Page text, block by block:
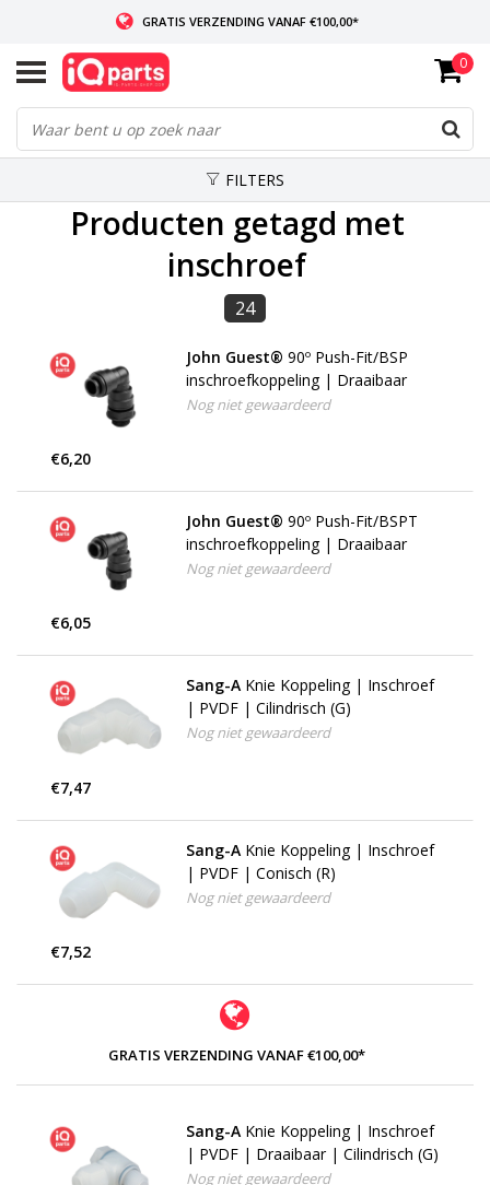
GRATIS VERZENDING VANAF €100,00*
INDIEN VOORRADIG: VOOR 14:00 BESTELD, ZELFDE DAG VERZONDEN
WERELDWIJDE LEVERING
0
FILTERS
Producten getagd met
inschroef
24
John Guest® 90º Push-Fit/BSP
inschroefkoppeling | Draaibaar
Nog niet gewaardeerd
€6,20
John Guest® 90º Push-Fit/BSPT
inschroefkoppeling | Draaibaar
Nog niet gewaardeerd
€6,05
Sang-A Knie Koppeling | Inschroef
| PVDF | Cilindrisch (G)
Nog niet gewaardeerd
€7,47
Sang-A Knie Koppeling | Inschroef
| PVDF | Conisch (R)
Nog niet gewaardeerd
€7,52
GRATIS VERZENDING VANAF €100,00*
Sang-A Knie Koppeling | Inschroef
| PVDF | Draaibaar | Cilindrisch (G)
Nog niet gewaardeerd